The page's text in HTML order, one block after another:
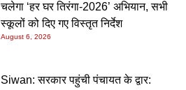
चलेगा ‘हर घर तिरंगा-2026’ अभियान, सभी
स्कूलों को दिए गए विस्तृत निर्देश
August 6, 2026
Siwan: सरकार पहुंची पंचायत के द्वार: